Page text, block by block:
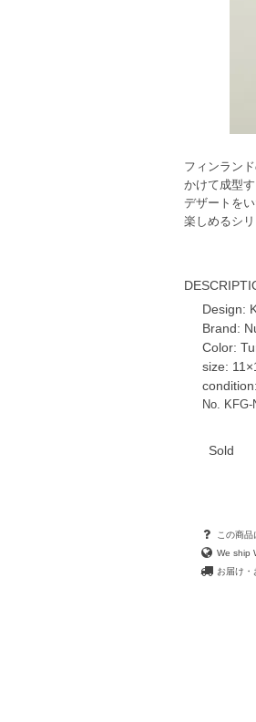
フィンラン
かけて成型
デザートを
楽しめるシリ
Design:
Brand:
Color:
size:
No.
Sold
この商
We ship
お届け・